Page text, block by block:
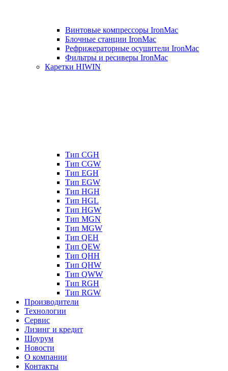
Винтовые компрессоры IronMac
Блочные станции IronMac
Рефрижераторные осушители IronMac
Фильтры и ресиверы IronMac
Каретки HIWIN
Тип CGH
Тип CGW
Тип EGH
Тип EGW
Тип HGH
Тип HGL
Тип HGW
Тип MGN
Тип MGW
Тип QEH
Тип QEW
Тип QHH
Тип QHW
Тип QWW
Тип RGH
Тип RGW
Производители
Технологии
Сервис
Лизинг и кредит
Шоурум
Новости
О компании
Контакты